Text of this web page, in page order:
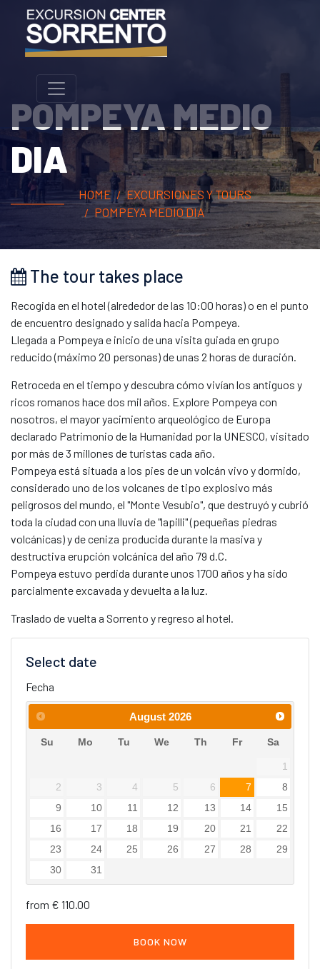
POMPEYA MEDIO
DIA
HOME
EXCURSIONES Y TOURS
POMPEYA MEDIO DIA
The tour takes place
Recogida en el hotel (alrededor de las 10:00 horas) o en el punto
de encuentro designado y salida hacia Pompeya.
Llegada a Pompeya e inicio de una visita guiada en grupo
reducido (máximo 20 personas) de unas 2 horas de duración.
Retroceda en el tiempo y descubra cómo vivían los antiguos y
ricos romanos hace dos mil años. Explore Pompeya con
nosotros, el mayor yacimiento arqueológico de Europa
declarado Patrimonio de la Humanidad por la UNESCO, visitado
por más de 3 millones de turistas cada año.
Pompeya está situada a los pies de un volcán vivo y dormido,
considerado uno de los volcanes de tipo explosivo más
peligrosos del mundo, el "Monte Vesubio", que destruyó y cubrió
toda la ciudad con una lluvia de "lapilli" (pequeñas piedras
volcánicas) y de ceniza producida durante la masiva y
destructiva erupción volcánica del año 79 d.C.
Pompeya estuvo perdida durante unos 1700 años y ha sido
parcialmente excavada y devuelta a la luz.
Traslado de vuelta a Sorrento y regreso al hotel.
Select date
Fecha
August 2026
Su Mo Tu We Th Fr Sa
1
2
3 4 5 6 7
8
9
10 11 12 13 14
15
16
17 18 19 20 21
22
23
24 25 26 27 28
29
30
31
from € 110.00
BOOK NOW